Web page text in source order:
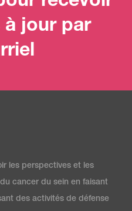
à jour par
les perspectives et les
cancer du sein en faisant
des activités de défense